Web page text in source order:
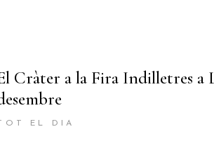
Cràter a la Fira Indilletres a
EL DIA